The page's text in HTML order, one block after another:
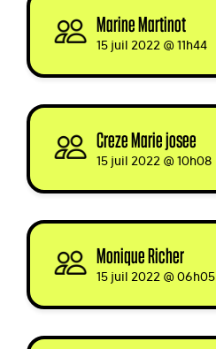
Marine Martinot
15 juil 2022 @ 11h44
Creze Marie josee
15 juil 2022 @ 10h08
Monique Richer
15 juil 2022 @ 06h05